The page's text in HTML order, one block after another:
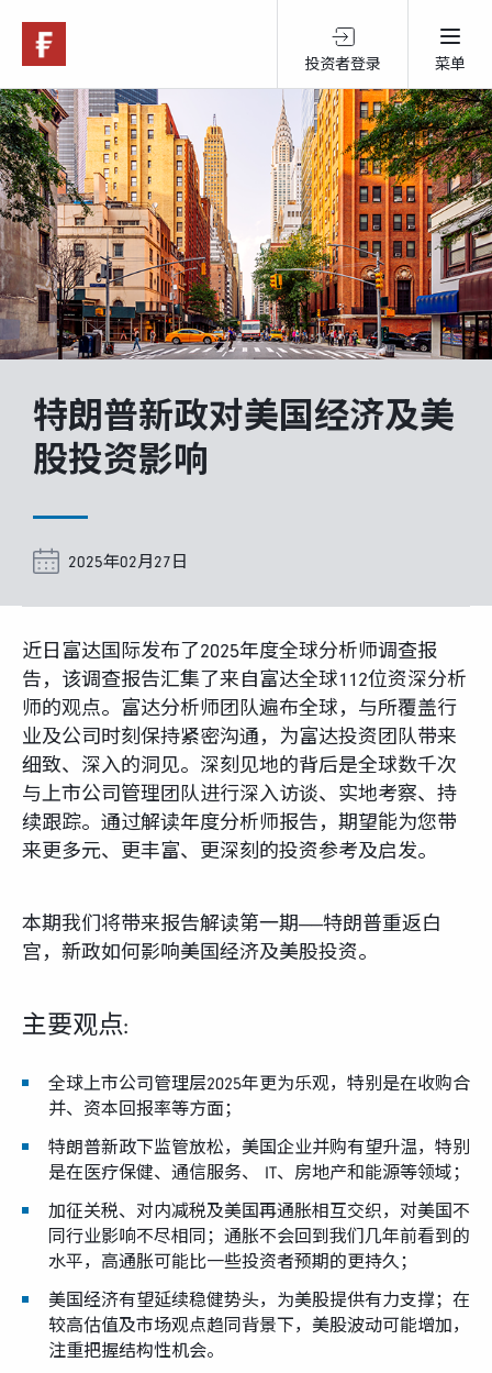
投资者登录 菜单
关于富达
产品服务
跨境投资
可持续投资
市场观点
养老专区
媒体中心
招贤纳士
多元化和包容性
下载中心
特朗普新政对美国经济及美
股投资影响
2025年02月27日
近日富达国际发布了2025年度全球分析师调查报
告，该调查报告汇集了来自富达全球112位资深分析
师的观点。富达分析师团队遍布全球，与所覆盖行
业及公司时刻保持紧密沟通，为富达投资团队带来
细致、深入的洞见。深刻见地的背后是全球数千次
与上市公司管理团队进行深入访谈、实地考察、持
续跟踪。通过解读年度分析师报告，期望能为您带
来更多元、更丰富、更深刻的投资参考及启发。
本期我们将带来报告解读第一期——特朗普重返白
宫，新政如何影响美国经济及美股投资。
主要观点:
全球上市公司管理层2025年更为乐观，特别是在收购合
并、资本回报率等方面；
特朗普新政下监管放松，美国企业并购有望升温，特别
是在医疗保健、通信服务、 IT、房地产和能源等领域；
加征关税、对内减税及美国再通胀相互交织，对美国不
同行业影响不尽相同；通胀不会回到我们几年前看到的
水平，高通胀可能比一些投资者预期的更持久；
美国经济有望延续稳健势头，为美股提供有力支撑；在
较高估值及市场观点趋同背景下，美股波动可能增加，
注重把握结构性机会。